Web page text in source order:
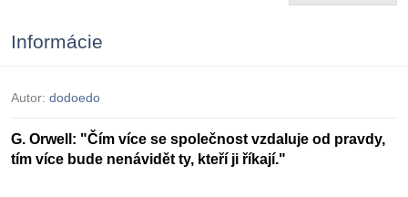
Informácie
Autor: dodoedo
G. Orwell: "Čím více se společnost vzdaluje od pravdy,
tím více bude nenávidět ty, kteří ji říkají."